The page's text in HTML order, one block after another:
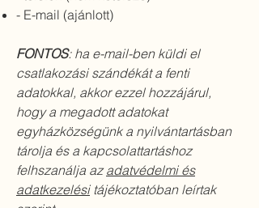
- E-mail (ajánlott)
FONTOS: ha e-mail-ben küldi el
csatlakozási szándékát a fenti
adatokkal, akkor ezzel hozzájárul,
hogy a megadott adatokat
egyházközségünk a nyilvántartásban
tárolja és a kapcsolattartáshoz
felhszanálja azadatvédelmi és
adatkezelésitájékoztatóban leírtak